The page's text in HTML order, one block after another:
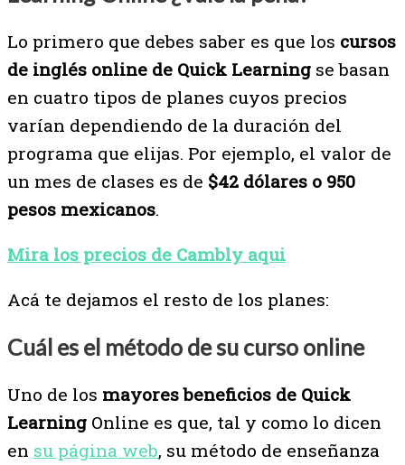
Lo primero que debes saber es que los cursos
de inglés online de Quick Learning se basan
en cuatro tipos de planes cuyos precios
varían dependiendo de la duración del
programa que elijas. Por ejemplo, el valor de
un mes de clases es de $42 dólares o 950
pesos mexicanos.
Mira los precios de Cambly aqui
Acá te dejamos el resto de los planes:
Cuál es el método de su curso online
Uno de los mayores beneficios de Quick
Learning Online es que, tal y como lo dicen
en su página web, su método de enseñanza